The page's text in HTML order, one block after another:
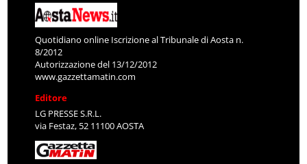
Quotidiano online Iscrizione al Tribunale di Aosta n.
8/2012
Autorizzazione del 13/12/2012
www.gazzettamatin.com
Editore
LG PRESSE S.R.L.
via Festaz, 52 11100 AOSTA